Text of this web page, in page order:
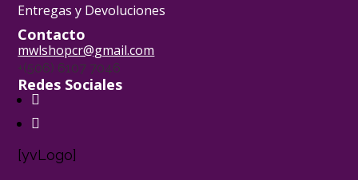
Entregas y Devoluciones
Contacto
mwlshopcr@gmail.com
+(506) 6107 7046
Redes Sociales
[yvLogo]